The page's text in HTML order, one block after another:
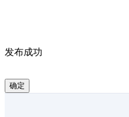
发布成功
确定